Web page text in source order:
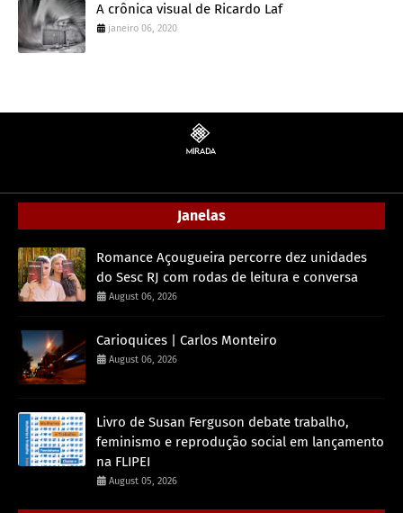
A crônica visual de Ricardo Laf
janeiro 06, 2020
Janelas
Romance Açougueira percorre dez unidades
do Sesc RJ com rodas de leitura e conversa
August 06, 2026
Carioquices | Carlos Monteiro
August 06, 2026
Livro de Susan Ferguson debate trabalho,
feminismo e reprodução social em lançamento
na FLIPEI
August 05, 2026